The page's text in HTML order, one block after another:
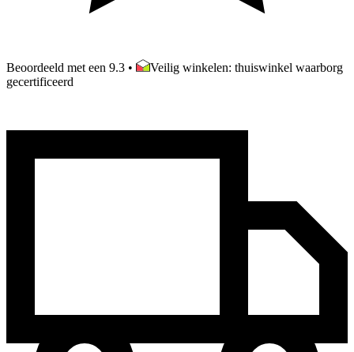
Beoordeeld met een 9.3 •
Veilig winkelen: thuiswinkel waarborg
gecertificeerd